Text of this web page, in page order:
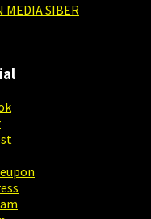
MEDIA SIBER